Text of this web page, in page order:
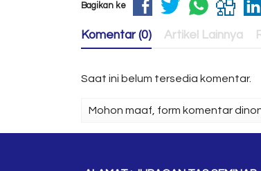
Bagikan ke
Komentar (0) Artikel Lainnya
Saat ini belum tersedia komentar.
Mohon maaf, form komentar